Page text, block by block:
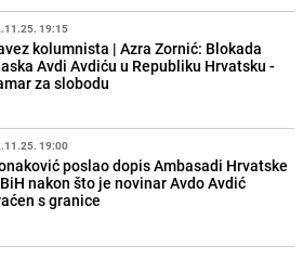
19:15
kolumnista | Azra Zornić: Blokada
Avdi Avdiću u Republiku Hrvatsku -
za slobodu
19:00
poslao dopis Ambasadi Hrvatske
nakon što je novinar Avdo Avdić
s granice